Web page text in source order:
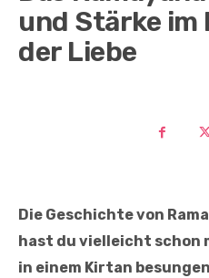
und Stärke im
der Liebe
Die Geschichte von
hast du vielleicht schon
in einem Kirtan